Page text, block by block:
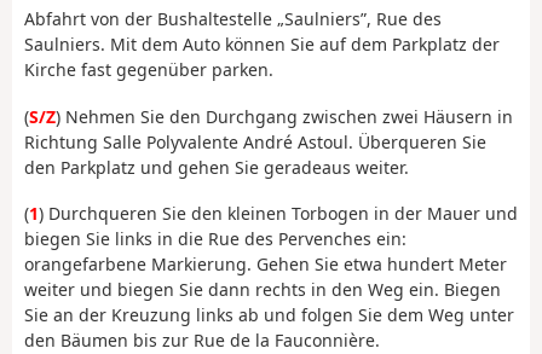
Abfahrt von der Bushaltestelle „Saulniers”, Rue des
Saulniers. Mit dem Auto können Sie auf dem Parkplatz der
Kirche fast gegenüber parken.
(S/Z) Nehmen Sie den Durchgang zwischen zwei Häusern in
Richtung Salle Polyvalente André Astoul. Überqueren Sie
den Parkplatz und gehen Sie geradeaus weiter.
(1) Durchqueren Sie den kleinen Torbogen in der Mauer und
biegen Sie links in die Rue des Pervenches ein:
orangefarbene Markierung. Gehen Sie etwa hundert Meter
weiter und biegen Sie dann rechts in den Weg ein. Biegen
Sie an der Kreuzung links ab und folgen Sie dem Weg unter
den Bäumen bis zur Rue de la Fauconnière.